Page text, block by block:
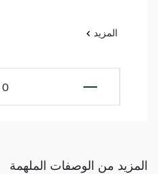
المزيد
0
المزيد من الوصفات الملهمة